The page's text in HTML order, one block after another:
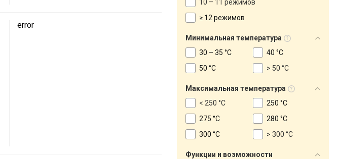
error
10 – 11 режимов
≥ 12 режимов
Минимальная температура
30 – 35 °C
40 °C
50 °C
> 50 °C
Максимальная температура
< 250 °C
250 °C
275 °C
280 °C
300 °C
> 300 °C
Функции и возможности